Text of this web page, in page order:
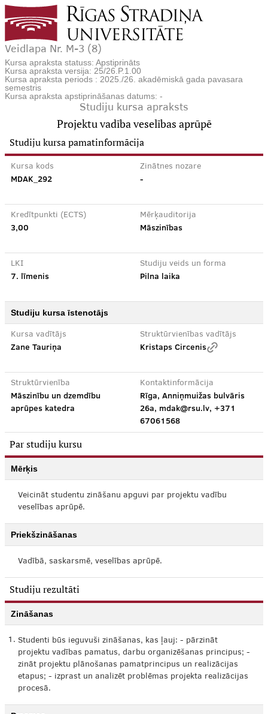
Veidlapa Nr. M-3 (8)
Kursa apraksta statuss: Apstiprināts
Kursa apraksta versija: 25/26.P.1.00
Kursa apraksta periods : 2025./26. akadēmiskā gada pavasara
semestris
Kursa apraksta apstiprināšanas datums: -
Studiju kursa apraksts
Projektu vadība veselības aprūpē
Studiju kursa pamatinformācija
Kursa kods
MDAK_292
Zinātnes nozare
-
Kredītpunkti (ECTS)
3,00
Mērķauditorija
Māszinības
LKI
7. līmenis
Studiju veids un forma
Pilna laika
Studiju kursa īstenotājs
Kursa vadītājs
Zane Tauriņa
Struktūrvienības vadītājs
Kristaps Circenis
Struktūrvienība
Māszinību un dzemdību
aprūpes katedra
Kontaktinformācija
Rīga, Anniņmuižas bulvāris
26a, mdak@rsu.lv, +371
67061568
Par studiju kursu
Mērķis
Veicināt studentu zināšanu apguvi par projektu vadību
veselības aprūpē.
Priekšzināšanas
Vadībā, saskarsmē, veselības aprūpē.
Studiju rezultāti
Zināšanas
1. Studenti būs ieguvuši zināšanas, kas ļauj: - pārzināt
projektu vadības pamatus, darbu organizēšanas principus; -
zināt projektu plānošanas pamatprincipus un realizācijas
etapus; - izprast un analizēt problēmas projekta realizācijas
procesā.